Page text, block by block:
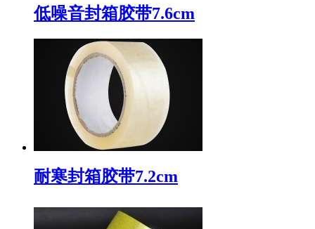
低噪音封箱胶带7.6cm
耐寒封箱胶带7.2cm